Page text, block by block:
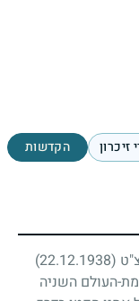
הקדשות
(22.12.1938)
העולם השניה